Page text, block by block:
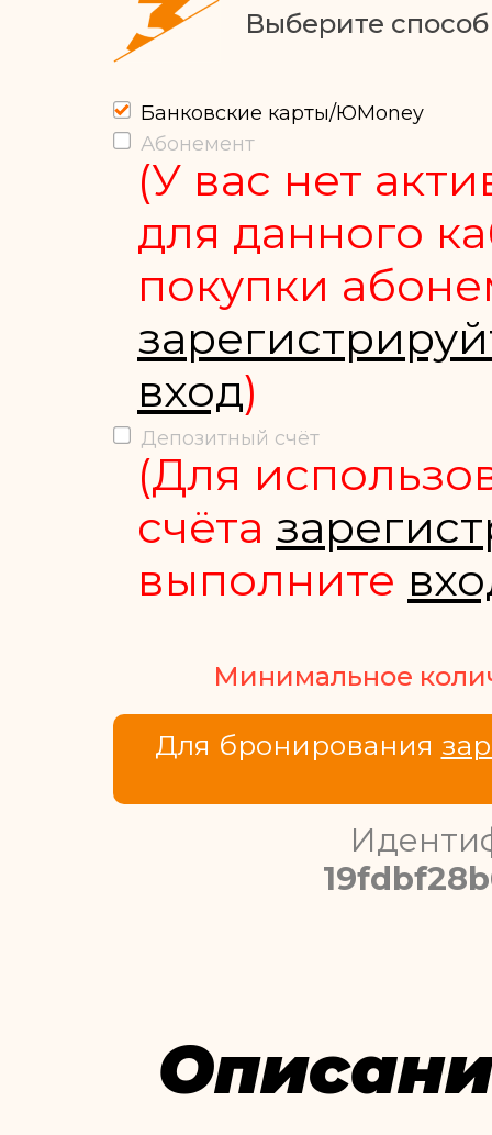
Выберите
Банковские карты/ЮMoney
Абонемент
(У вас нет
для данного
покупки
вход)
Депозитный счёт
(Для
счёта
выполните
Минимальное
Для бронирования